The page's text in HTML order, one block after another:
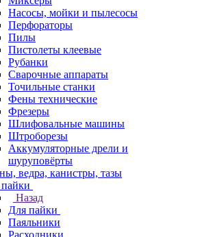
Насосы, мойки и пылесосы
Перфораторы
Пилы
Пистолеты клеевые
Рубанки
Сварочные аппараты
Точильные станки
Фены технические
Фрезеры
Шлифовальные машины
Штроборезы
Аккумуляторные дрели и
шуруповёрты
ведра, канистры, тазы
Назад
Для пайки
Паяльники
Расходники